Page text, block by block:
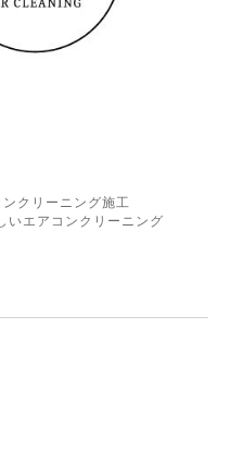
クリーニング施工
いエアコンクリーニング